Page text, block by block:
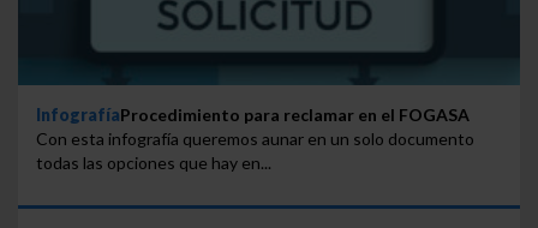
InfografíaProcedimiento para reclamar en el FOGASA
Con esta infografía queremos aunar en un solo documento
todas las opciones que hay en...